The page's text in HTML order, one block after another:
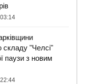
складу "Челсі"
паузи з новим